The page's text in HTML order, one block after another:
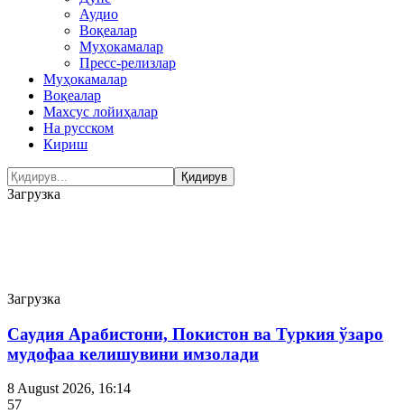
Аудио
Воқеалар
Муҳокамалар
Пресс-релизлар
Муҳокамалар
Воқеалар
Махсус лойиҳалар
На русском
Кириш
Загрузка
Загрузка
Саудия Арабистони, Покистон ва Туркия ўзаро
мудофаа келишувини имзолади
8 August 2026, 16:14
57